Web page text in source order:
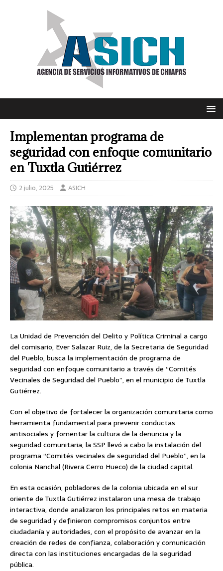
Implementan programa de
seguridad con enfoque comunitario
en Tuxtla Gutiérrez
2 julio, 2025 ASICH
La Unidad de Prevención del Delito y Política Criminal a cargo
del comisario, Ever Salazar Ruiz, de la Secretaria de Seguridad
del Pueblo, busca la implementación de programa de
seguridad con enfoque comunitario a través de “Comités
Vecinales de Seguridad del Pueblo”, en el municipio de Tuxtla
Gutiérrez.
Con el objetivo de fortalecer la organización comunitaria como
herramienta fundamental para prevenir conductas
antisociales y fomentar la cultura de la denuncia y la
seguridad comunitaria, la SSP llevó a cabo la instalación del
programa “Comités vecinales de seguridad del Pueblo”, en la
colonia Nanchal (Rivera Cerro Hueco) de la ciudad capital.
En esta ocasión, pobladores de la colonia ubicada en el sur
oriente de Tuxtla Gutiérrez instalaron una mesa de trabajo
interactiva, donde analizaron los principales retos en materia
de seguridad y definieron compromisos conjuntos entre
ciudadanía y autoridades, con el propósito de avanzar en la
creación de redes de confianza, colaboración y comunicación
directa con las instituciones encargadas de la seguridad
pública.